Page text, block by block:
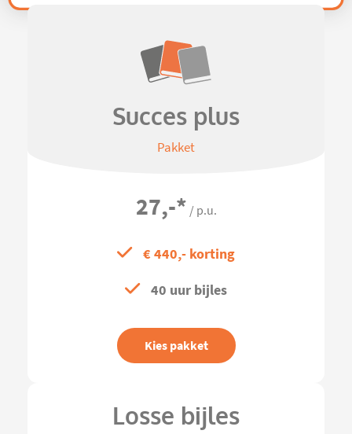
Succes plus
Pakket
27,-* / p.u.
€ 440,- korting
40 uur bijles
Kies pakket
Losse bijles